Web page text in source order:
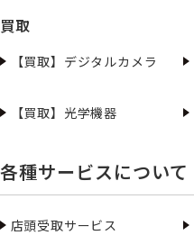
買取
【買取】デジタルカメラ
【買取】光学機器
各種サービスについて
店頭受取サービス